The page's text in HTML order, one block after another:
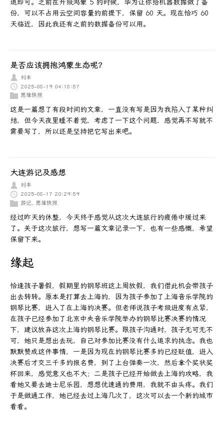
退即可。之前在升级鸿蒙 5 的时候，华为让你给机器数据做了备
份，可以不占用云空间容量的前提下，保留 60 天。现在恰巧 60
天临近，因此我还有之前的数据备份可以用。
是否应该拥抱鸿蒙生态呢？
刘丰
2025-08-19 04:18:57
思维快照
这是一篇想了有段时间的文章，一直没有写是因为我陷入了某种纠
结，但今天夜里睡不着觉，考虑了一下这个问题，感觉再不写就不
需要写了，所以还是坚持把它写出来吧。
大连游记及感想
刘丰
2025-08-17 20:29:59
游记, 思维快照
经过昨天的休整，今天终于感觉从这次大连旅行的疲倦中缓过来
了。关于这次旅行，想写一篇文章记录一下，也有一些感慨，希望
保留下来。
缘起
恰逢孩子暑假，假期里的钢琴班这上周放假，我们借此机会带孩子
出去转转。原本是打算去上海的，因为孩子参加了上海音乐学院的
钢琴比赛，进入了在上海的决赛。但老师说孩子考级进度有点紧，
在孩子已经参加了北京中央音乐学院举办的钢琴比赛决赛的情况
下，建议放弃这次上海的钢琴比赛。跟孩子沟通时，孩子无可无不
可，她只是想出去玩，自己对参加比赛没有什么追求的执念。我也
默默赞成这件事情，一是因为现在的钢琴比赛多的已经贬值，进入
决赛后才交三千多的报名费，到了上台弹奏一次，然后拿个奖状奖
杯回来，感觉意义也不大；二是孩子已经开始做去上海的攻略，我
看她又要去迪士尼乐园，想想优速通的费用，我就不由头疼。我们
于是做通工作，她已经去过上海几次了，这次可以去一个新的城市
看看。